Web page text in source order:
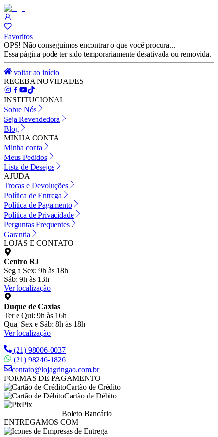
Favoritos
OPS! Não conseguimos encontrar o que você procura...
Essa página pode ter sido temporariamente desativada ou removida.
voltar ao início
RECEBA NOVIDADES
INSTITUCIONAL
Sobre Nós
Seja Revendedora
Blog
MINHA CONTA
Minha conta
Meus Pedidos
Lista de Desejos
AJUDA
Trocas e Devoluções
Política de Entrega
Política de Pagamento
Política de Privacidade
Perguntas Frequentes
Garantia
LOJAS E CONTATO
Centro RJ
Seg a Sex: 9h às 18h
Sáb: 9h às 13h
Ver localização
Duque de Caxias
Ter e Qui: 9h às 16h
Qua, Sex e Sáb: 8h às 18h
Ver localização
(21) 98006-0037
(21) 98246-1826
contato@lojagringao.com.br
FORMAS DE PAGAMENTO
Cartão de Crédito
Cartão de Débito
Pix
Boleto Bancário
ENTREGAMOS COM